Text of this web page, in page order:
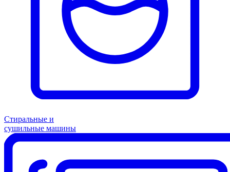
Стиральные и
сушильные машины